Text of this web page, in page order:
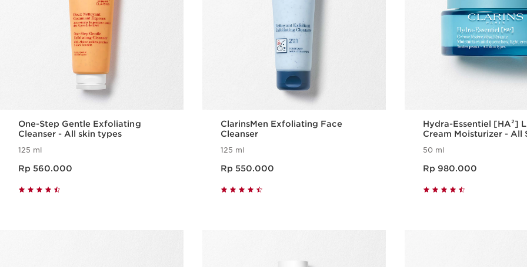
One-Step Gentle Exfoliating
Cleanser - All skin types
125 ml
Rp 560.000
ClarinsMen Exfoliating Face
Cleanser
125 ml
Rp 550.000
Hydra-Essentiel [HA²]
Cream Moisturizer - All
50 ml
Rp 980.000